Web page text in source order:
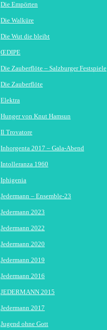
Die Empörten
Die Walküre
Die Wut die bleibt
ŒDIPE
Die Zauberflöte – Salzburger Festspiele
Die Zauberflöte
Elektra
Hunger von Knut Hamsun
Il Trovatore
Inhorgenta 2017 – Gala-Abend
Intolleranza 1960
Iphigenia
Jedermann – Ensemble-23
Jedermann 2023
Jedermann 2022
Jedermann 2020
Jedermann 2019
Jedermann 2016
JEDERMANN 2015
Jedermann 2017
Jugend ohne Gott